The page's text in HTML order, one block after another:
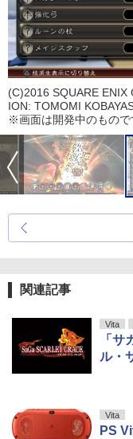
(C)2016 SQUARE ENIX
ION: TOMOMI
※画面は開発中のもので
関連記事
Vita
「
ル・
Vita
PS